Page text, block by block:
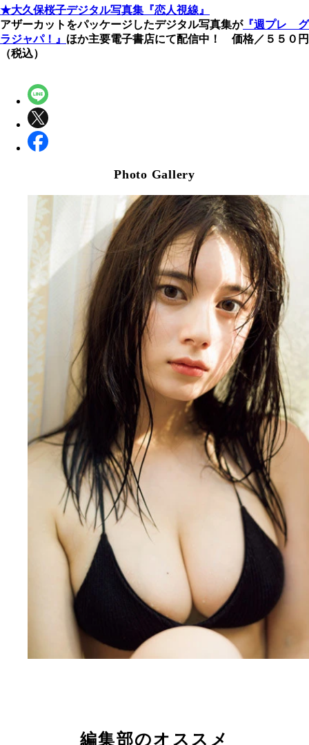
★大久保桜子デジタル写真集『恋人視線』
アザーカットをパッケージしたデジタル写真集が『週プレ グ
ラジャパ！』 ほか主要電子書店にて配信中！ 価格／５５０円
（税込）
Photo Gallery
編集部のオススメ